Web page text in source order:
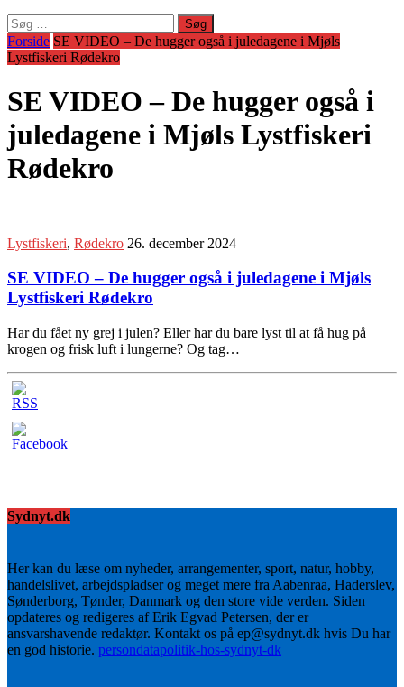
Søg
efter:
Forside SE VIDEO – De hugger også i juledagene i Mjøls
Lystfiskeri Rødekro
SE VIDEO – De hugger også i
juledagene i Mjøls Lystfiskeri
Rødekro
Lystfiskeri, Rødekro 26. december 2024
SE VIDEO – De hugger også i juledagene i Mjøls
Lystfiskeri Rødekro
Har du fået ny grej i julen? Eller har du bare lyst til at få hug på
krogen og frisk luft i lungerne? Og tag…
Sydnyt.dk
Her kan du læse om nyheder, arrangementer, sport, natur, hobby,
handelslivet, arbejdspladser og meget mere fra Aabenraa, Haderslev,
Sønderborg, Tønder, Danmark og den store vide verden. Siden
opdateres og redigeres af Erik Egvad Petersen, der er
ansvarshavende redaktør. Kontakt os på ep@sydnyt.dk hvis Du har
en god historie. persondatapolitik-hos-sydnyt-dk